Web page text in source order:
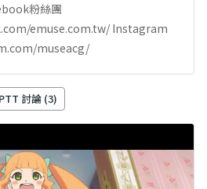
粉絲團
emuse.com.tw/ Instagram
museacg/
PTT 討論 (3)